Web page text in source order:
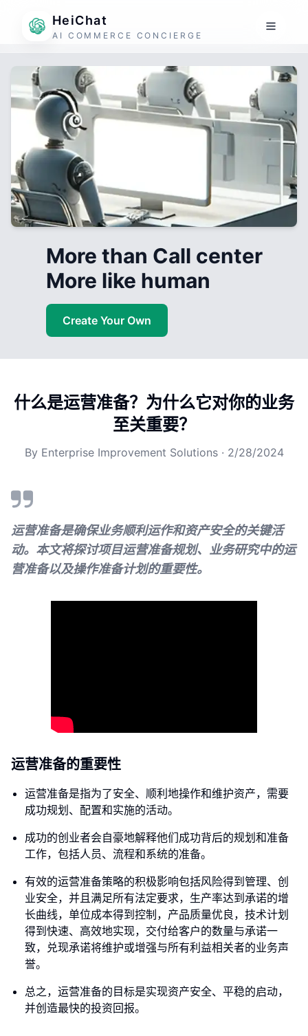
HeiChat
AI COMMERCE CONCIERGE
More than Call center
More like human
Create Your Own
什么是运营准备？为什么它对你的业务
至关重要？
By Enterprise Improvement Solutions· 2/28/2024
运营准备是确保业务顺利运作和资产安全的关键活
动。本文将探讨项目运营准备规划、业务研究中的运
营准备以及操作准备计划的重要性。
运营准备的重要性
运营准备是指为了安全、顺利地操作和维护资产，需要
成功规划、配置和实施的活动。
成功的创业者会自豪地解释他们成功背后的规划和准备
工作，包括人员、流程和系统的准备。
有效的运营准备策略的积极影响包括风险得到管理、创
业安全，并且满足所有法定要求，生产率达到承诺的增
长曲线，单位成本得到控制，产品质量优良，技术计划
得到快速、高效地实现，交付给客户的数量与承诺一
致，兑现承诺将维护或增强与所有利益相关者的业务声
誉。
总之，运营准备的目标是实现资产安全、平稳的启动，
并创造最快的投资回报。